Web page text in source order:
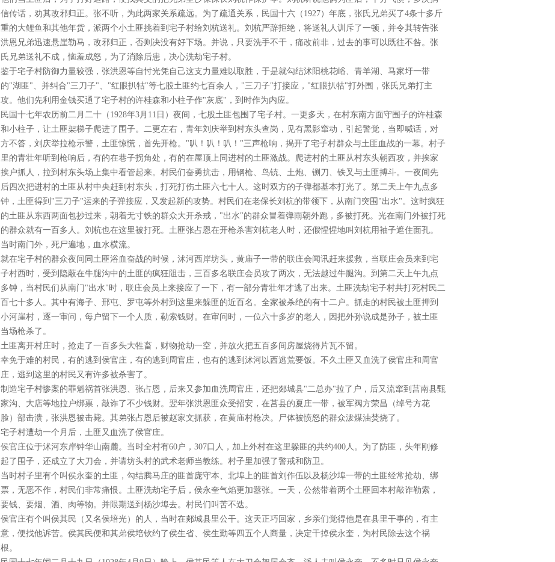
信传话，劝其改邪归正。张不听，为此两家关系疏远。为了疏通关系，民国十六（1927）年底，张氏兄弟买了4条十多斤
重的大鲤鱼和其他年货，派两个小土匪挑着到宅子村给刘杭送礼。刘杭严辞拒绝，将送礼人训斥了一顿，并令其转告张
洪恩兄弟迅速悬崖勒马，改邪归正，否则决没有好下场。并说，只要洗手不干，痛改前非，过去的事可以既往不咎。张
氏兄弟送礼不成，恼羞成怒，为了消除后患，决心洗劫宅子村。
鉴于宅子村防御力量较强，张洪恩等自忖光凭自己这支力量难以取胜，于是就勾结沭阳桃花峪、青羊湖、马家圩一带
的"湖匪"、并纠合"三刀子"、"红眼扒牯"等七股土匪约七百余人，"三刀子"打接应，"红眼扒牯"打外围，张氏兄弟打主
攻。他们先利用金钱买通了宅子村的许桂森和小柱子作"灰底"，到时作为内应。
民国十七年农历前二月二十（1928年3月11日）夜间，七股土匪包围了宅子村。一更多天，在村东南方面守围子的许桂森
和小柱子，让土匪架梯子爬进了围子。二更左右，青年刘庆举到村东头查岗，见有黑影窜动，引起警觉，当即喊话，对
方不答，刘庆举拉枪示警，土匪惊慌，首先开枪。"叭！叭！叭！"三声枪响，揭开了宅子村群众与土匪血战的一幕。村子
里的青壮年听到枪响后，有的在巷子拐角处，有的在屋顶上同进村的土匪激战。爬进村的土匪从村东头朝西攻，并挨家
挨户抓人，拉到村东头场上集中看管起来。村民们奋勇抗击，用钢枪、鸟铳、土炮、铡刀、铁叉与土匪搏斗。一夜间先
后四次把进村的土匪从村中央赶到村东头，打死打伤土匪六七十人。这时双方的子弹都基本打光了。第二天上午九点多
钟，土匪得到"三刀子"运来的子弹接应，又发起新的攻势。村民们在老保长刘杭的带领下，从南门突围"出水"。这时疯狂
的土匪从东西两面包抄过来，朝着无寸铁的群众大开杀戒，"出水"的群众冒着弹雨朝外跑，多被打死。光在南门外被打死
的群众就有一百多人。刘杭也在这里被打死。土匪张占恩在开枪杀害刘杭老人时，还假惺惺地叫刘杭用袖子遮住面孔。
当时南门外，死尸遍地，血水横流。
就在宅子村的群众夜间同土匪浴血奋战的时候，沭河西岸坊头，黄庙子一带的联庄会闻讯赶来援救，当联庄会员来到宅
子村西时，受到隐蔽在牛腿沟中的土匪的疯狂阻击，三百多名联庄会员攻了两次，无法越过牛腿沟。到第二天上午九点
多钟，当村民们从南门"出水"时，联庄会员上来接应了一下，有一部分青壮年才逃了出来。土匪洗劫宅子村共打死村民二
百七十多人。其中有海子、邢屯、罗屯等外村到这里来躲匪的近百名。全家被杀绝的有十二户。抓走的村民被土匪押到
小河崖村，逐一审问，每户留下一个人质，勒索钱财。在审问时，一位六十多岁的老人，因把外孙说成是孙子，被土匪
当场枪杀了。
土匪离开村庄时，抢走了一百多头大牲畜，财物抢劫一空，并放火把五百多间房屋烧得片瓦不留。
幸免于难的村民，有的逃到侯官庄，有的逃到周官庄，也有的逃到沭河以西逃荒要饭。不久土匪又血洗了侯官庄和周官
庄，逃到这里的村民又有许多被杀害了。
制造宅子村惨案的罪魁祸首张洪恩、张占恩，后来又参加血洗周官庄，还把郯城县"二总办"拉了户，后又流窜到莒南县甄
家沟、大店等地拉户绑票，敲诈了不少钱财。翌年张洪恩匪众受招安，在莒县的夏庄一带，被军阀方荣昌（绰号方花
脸）部击溃，张洪恩被击毙。其弟张占恩后被赵家文抓获，在黄庙村枪决。尸体被愤怒的群众泼煤油焚烧了。
宅子村遭劫一个月后，土匪又血洗了侯官庄。
侯官庄位于沭河东岸钟华山南麓。当时全村有60户，307口人，加上外村在这里躲匪的共约400人。为了防匪，头年刚修
起了围子，还成立了大刀会，并请坊头村的武术老师当教练。村子里加强了警戒和防卫。
当时村子里有个叫侯永奎的土匪，勾结腾马庄的匪首庞守本、北埠上的匪首刘作伍以及杨沙埠一带的土匪经常抢劫、绑
票，无恶不作，村民们非常痛恨。土匪洗劫宅子后，侯永奎气焰更加嚣张。一天，公然带着两个土匪回本村敲诈勒索，
要钱、要烟、酒、肉等物。并限期送到杨沙埠去。村民们叫苦不迭。
侯官庄有个叫侯其民（又名侯培光）的人，当时在郯城县里公干。这天正巧回家，乡亲们觉得他是在县里干事的，有主
意，便找他诉苦。侯其民便和其弟侯培钦约了侯生省、侯生勤等四五个人商量，决定干掉侯永奎，为村民除去这个祸
根。